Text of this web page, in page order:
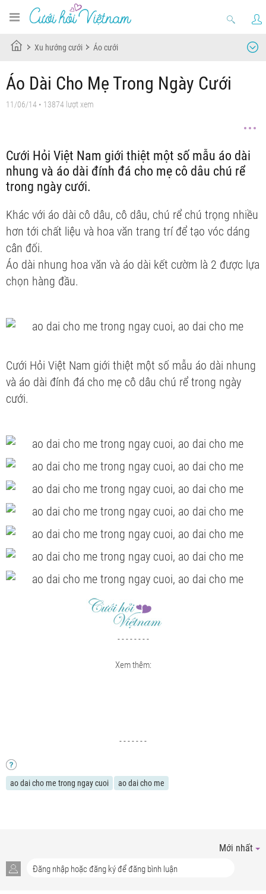
Xu hướng cưới Áo cưới
Áo Dài Cho Mẹ Trong Ngày Cưới
11/06/14 • 13874 lượt xem
Cưới Hỏi Việt Nam giới thiệt một số mẫu áo dài
nhung và áo dài đính đá cho mẹ cô dâu chú rể
trong ngày cưới.
Khác với áo dài cô dâu, cô dâu, chú rể chú trọng nhiều
hơn tới chất liệu và hoa văn trang trí để tạo vóc dáng
cân đối.
Áo dài nhung hoa văn và áo dài kết cườm là 2 được lựa
chọn hàng đầu.
Cưới Hỏi Việt Nam giới thiệt một số mẫu áo dài nhung
và áo dài đính đá cho mẹ cô dâu chú rể trong ngày
cưới.
- - - - - - - -
Xem thêm:
- - - - - - -
ao dai cho me trong ngay cuoi ao dai cho me
Mới nhất